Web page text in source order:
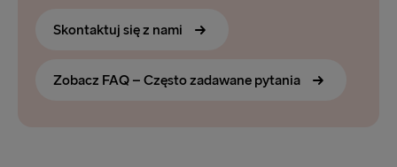
Skontaktuj się z nami
Zobacz FAQ – Często zadawane pytania